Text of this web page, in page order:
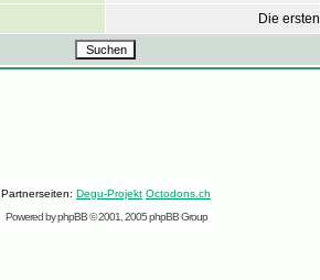
Die ersten
Partnerseiten: Degu-Projekt Octodons.ch
Powered byphpBB© 2001, 2005 phpBB Group